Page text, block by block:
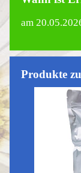
am
Produkte